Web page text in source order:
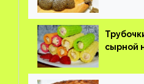
сырной